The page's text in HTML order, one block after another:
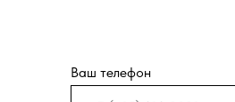
Ваш телефон